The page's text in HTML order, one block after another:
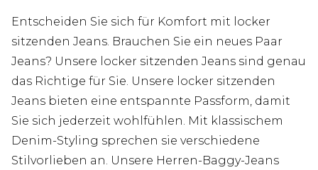
Entscheiden Sie sich für Komfort mit locker
sitzenden Jeans. Brauchen Sie ein neues Paar
Jeans? Unsere locker sitzenden Jeans sind genau
das Richtige für Sie. Unsere locker sitzenden
Jeans bieten eine entspannte Passform, damit
Sie sich jederzeit wohlfühlen. Mit klassischem
Denim-Styling sprechen sie verschiedene
Stilvorlieben an. Unsere Herren-Baggy-Jeans